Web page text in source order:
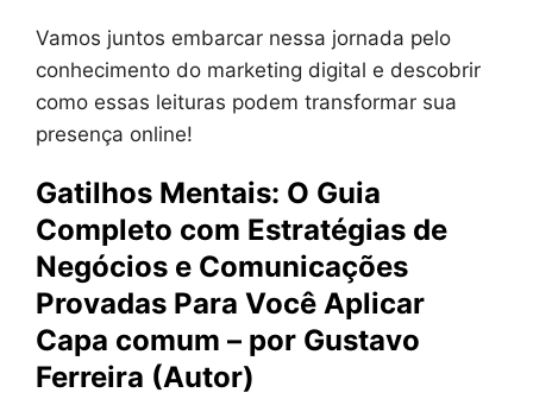
Vamos juntos embarcar nessa jornada pelo
conhecimento do marketing digital e descobrir
como essas leituras podem transformar sua
presença online!
Gatilhos Mentais: O Guia
Completo com Estratégias de
Negócios e Comunicações
Provadas Para Você Aplicar
Capa comum – por Gustavo
Ferreira (Autor)